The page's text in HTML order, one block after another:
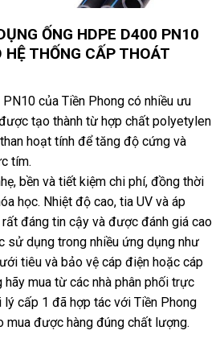
ỐNG HDPE D400 PN10
HỆ THỐNG CẤP THOÁT
của Tiền Phong có nhiều ưu
tạo thành từ hợp chất polyetylen
hoạt tính để tăng độ cứng và
tím.
bền và tiết kiệm chi phí, đồng thời
học. Nhiệt độ cao, tia UV và áp
rất đáng tin cậy và được đánh giá cao
sử dụng trong nhiều ứng dụng như
tiêu và bảo vệ cáp điện hoặc cáp
hãy mua từ các nhà phân phối trực
cấp 1 đã hợp tác với Tiền Phong
mua được hàng đúng chất lượng.